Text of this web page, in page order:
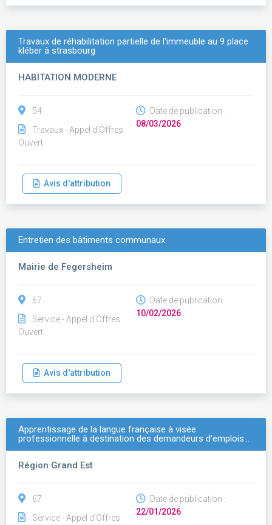
Travaux de réhabilitation partielle de l'immeuble au 9 place
kléber à strasbourg
HABITATION MODERNE
54
Travaux - Appel d'Offres
Ouvert
Date de publication :
08/03/2026
Avis d'attribution
Entretien des bâtiments communaux
Mairie de Fegersheim
67
Service - Appel d'Offres
Ouvert
Date de publication :
10/02/2026
Avis d'attribution
Apprentissage de la langue française à visée
professionnelle à destination des demandeurs d'emplois…
Région Grand Est
67
Service - Appel d'Offres
Date de publication :
22/01/2026